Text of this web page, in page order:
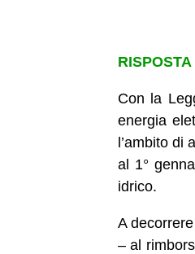
RISPOSTA
Con la
energia
l’ambito
al 1°
idrico.
A
– al